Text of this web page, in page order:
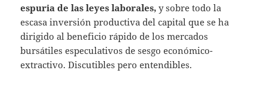
espuria de las leyes laborales, y sobre todo la
escasa inversión productiva del capital que se ha
dirigido al beneficio rápido de los mercados
bursátiles especulativos de sesgo económico-
extractivo. Discutibles pero entendibles.